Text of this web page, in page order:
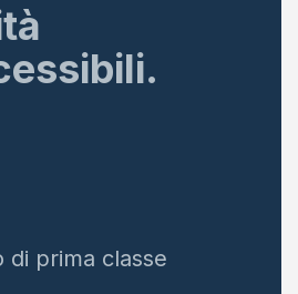
di prima classe